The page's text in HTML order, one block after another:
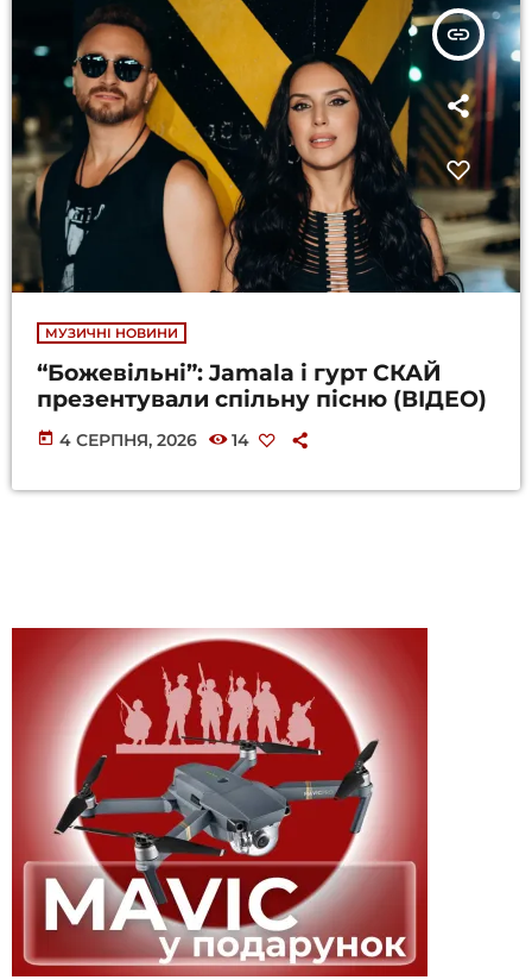
insert_link
МУЗИЧНІ НОВИНИ
“Божевільні”: Jamala і гурт СКАЙ
презентували спільну пісню (ВІДЕО)
today 4 СЕРПНЯ, 2026 14